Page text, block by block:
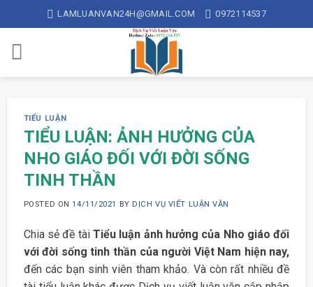
to
content
LAMLUANVAN24H@GMAIL.COM 0972114537
TIỂU LUẬN
TIỂU LUẬN: ẢNH HƯỞNG CỦA
NHO GIÁO ĐỐI VỚI ĐỜI SỐNG
TINH THẦN
POSTED ON14/11/2021 BY DỊCH VỤ VIẾT LUẬN VĂN
Chia sẻ đề tàiTiểu luận ảnh hưởng của Nho giáo đối
với đời sống tinh thần của người Việt Nam hiện nay,
đến các bạn sinh viên tham khảo. Và còn rất nhiều đề